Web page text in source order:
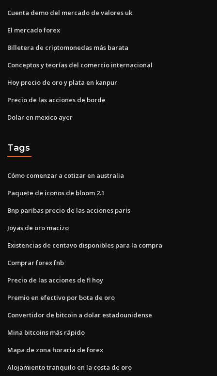
Cuenta demo del mercado de valores uk
El mercado forex
Billetera de criptomonedas más barata
Conceptos y teorías del comercio internacional
Hoy precio de oro y plata en kanpur
Precio de las acciones de borde
Dolar en mexico ayer
Tags
Cómo comenzar a cotizar en australia
Paquete de iconos de bloom 2.1
Bnp paribas precio de las acciones paris
Joyas de oro macizo
Existencias de centavo disponibles para la compra
Comprar forex fnb
Precio de las acciones de fl hoy
Premio en efectivo por bota de oro
Convertidor de bitcoin a dolar estadounidense
Mina bitcoins más rápido
Mapa de zona horaria de forex
Alojamiento tranquilo en la costa de oro